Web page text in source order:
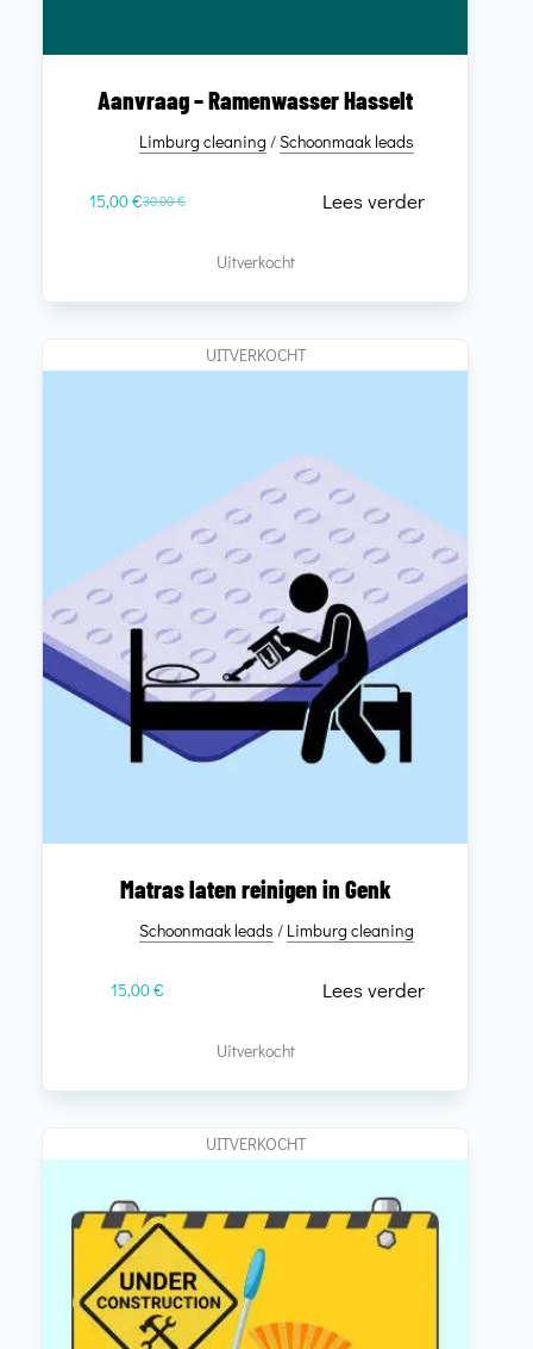
Aanvraag – Ramenwasser Hasselt
Limburg cleaning /Schoonmaak leads
30,00€
15,00€ Lees verder
Uitverkocht
UITVERKOCHT
Matras laten reinigen in Genk
Schoonmaak leads / Limburg cleaning
15,00€ Lees verder
Uitverkocht
UITVERKOCHT